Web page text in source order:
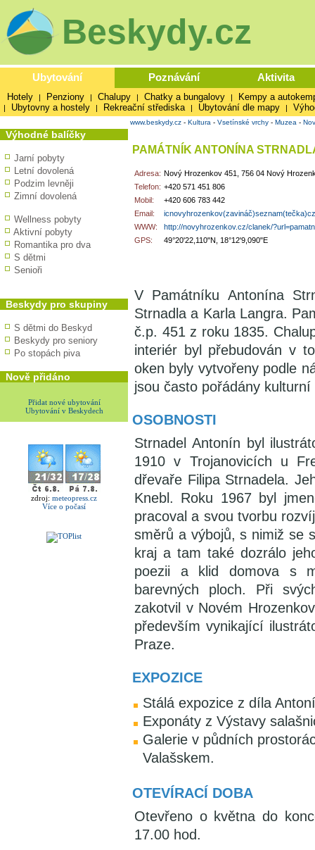
Beskydy.cz
Ubytování Poznávání Aktivita
Hotely | Penziony | Chalupy | Chatky a bungalovy | Kempy a
| Ubytovny a hostely | Rekreační střediska | Ubytování dle mapy |
Výhodné balíčky
Jarní pobyty
Letní dovolená
Podzim levněji
Zimní dovolená
Wellness pobyty
Aktivní pobyty
Romantika pro dva
S dětmi
Senioři
Beskydy pro skupiny
S dětmi do Beskyd
Beskydy pro seniory
Po stopách piva
Nově přidáno
Přidat nové ubytování
Ubytování v Beskydech
zdroj: meteopress.cz
Více o počasí
www.beskydy.cz - Kultura - Vsetínské vrchy - Muzea -
PAMÁTNÍK ANTONÍNA
Adresa: Nový Hrozenkov 451, 756 04 Nový
Telefon: +420 571 451 806
Mobil:
+420 606 783 442
Email:
icnovyhrozenkov(zavináč)seznam(tečka)cz
WWW:
http://novyhrozenkov.cz/clanek/
GPS:
49°20'22,110"N, 18°12'9,090"E
V Památníku Antonína
Strnadla a Karla Langra.
č.p. 451 z roku 1835.
interiér byl přebudován v
oken byly vytvořeny podle
jsou často pořádány kulturní
OSOBNOSTI
Strnadel Antonín byl
1910 v Trojanovicích u
dřevaře Filipa Strnadela.
Knebl. Roku 1967 byl
pracoval a svou tvorbu
směrů a výbojů, s nimiž se
kraj a tam také dozrálo
poezii a klid domova s
barevných ploch. Při
zakotvil v Novém
především vynikající
Praze.
EXPOZICE
Stálá expozice z díla
Exponáty z Výstavy
Galerie v půdních
Valašskem.
OTEVÍRACÍ DOBA
Otevřeno o května do
17.00 hod.